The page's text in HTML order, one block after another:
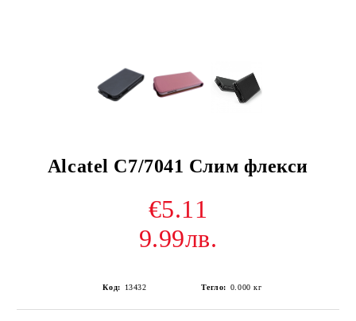
Alcatel C7/7041 Слим флекси
€5.11
9.99лв.
Код: 13432 Тегло: 0.000 кг